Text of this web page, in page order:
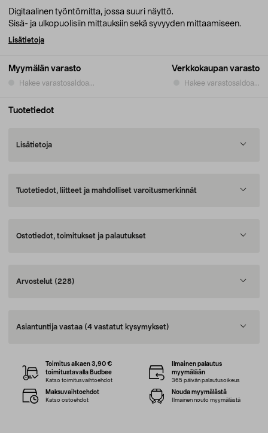
Myymälän varasto
Hakee varastosaldoa...
Verkkokaupan varasto
Hakee varastosaldoa...
Digitaalinen työntömitta, jossa suuri näyttö.
Sisä- ja ulkopuolisiin mittauksiin sekä syvyyden mittaamiseen.
Lisätietoja
Tuotetiedot
Lisätietoja
Tuotetiedot, liitteet ja mahdolliset varoitusmerkinnät
Ostotiedot, toimitukset ja palautukset
Arvostelut (228)
Asiantuntija vastaa (4 vastatut kysymykset)
Toimitus alkaen 3,90 €
toimitustavalla Budbee
Katso toimitusvaihtoehdot
Ilmainen palautus
myymälään
365 päivän palautusoikeus
Maksuvaihtoehdot
Katso ostoehdot
Nouda myymälästä
Ilmainen nouto myymälästä